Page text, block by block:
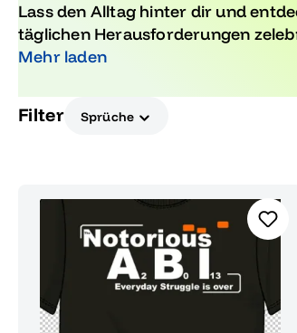
Lass den Alltag hinter dir und
täglichen Herausforderungen
das Feiern deines Abiturs zu einem
Mehr laden
Filter Sprüche